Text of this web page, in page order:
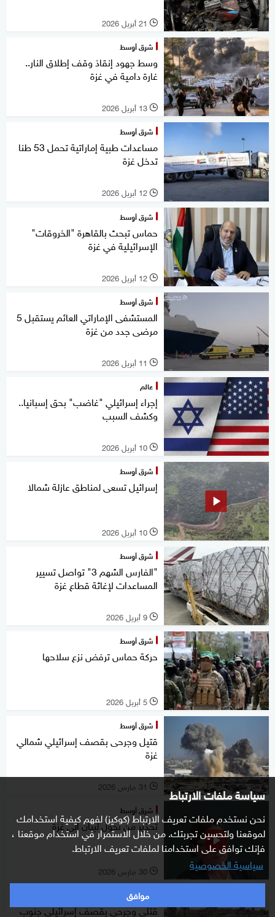
سياسة ملفات الارتباط
نحن نستخدم ملفات تعريف الارتباط (كوكيز) لفهم كيفية استخدامك
لموقعنا ولتحسين تجربتك. من خلال الاستمرار في استخدام موقعنا ،
فإنك توافق على استخدامنا لملفات تعريف الارتباط.
سياسية الخصوصية
موافق
l 21 أبريل 2026
شرق أوسط
وسط جهود إنقاذ وقف إطلاق النار..
غارة دامية في غزة
l 13 أبريل 2026
شرق أوسط
مساعدات طبية إماراتية تحمل 53 طنا
تدخل غزة
l 12 أبريل 2026
شرق أوسط
حماس تبحث بالقاهرة "الخروقات"
الإسرائيلية في غزة
l 12 أبريل 2026
شرق أوسط
المستشفى الإماراتي العائم يستقبل 5
مرضى جدد من غزة
l 11 أبريل 2026
عالم
إجراء إسرائيلي "غاضب" بحق إسبانيا..
وكشف السبب
l 10 أبريل 2026
شرق أوسط
إسرائيل تسعى لمناطق عازلة شمالا
l 10 أبريل 2026
شرق أوسط
"الفارس الشهم 3" تواصل تسيير
المساعدات لإغاثة قطاع غزة
l 9 أبريل 2026
شرق أوسط
حركة حماس ترفض نزع سلاحها
l 5 أبريل 2026
شرق أوسط
قتيل وجرحى بقصف إسرائيلي شمالي
غزة
l 31 مارس 2026
شرق أوسط
تحذير من تحول لبنان إلى غزة
l 30 مارس 2026
شرق أوسط
قتلى وجرحى بقصف إسرائيلي جنوب